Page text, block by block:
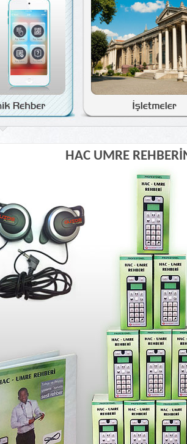
HAC UMRE